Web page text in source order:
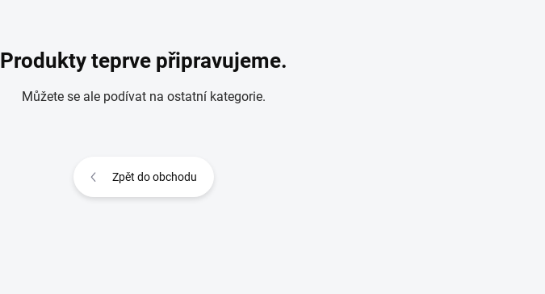
Produkty teprve připravujeme.
Můžete se ale podívat na ostatní kategorie.
Zpět do obchodu